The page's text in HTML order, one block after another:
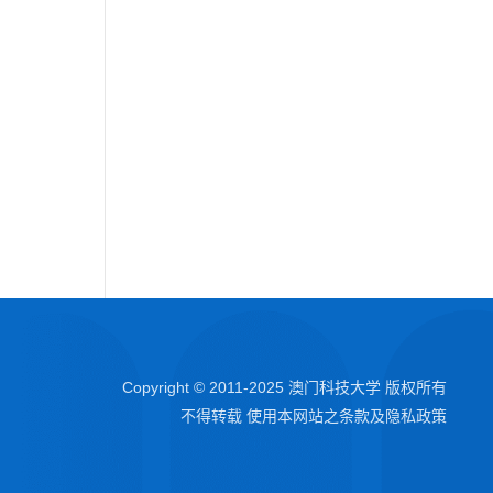
Copyright © 2011-2025 澳门科技大学 版权所有
不得转载 使用本网站之条款及隐私政策